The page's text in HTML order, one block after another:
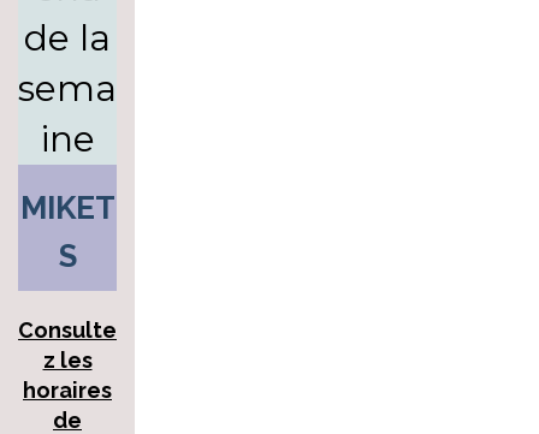
de la
sema
ine
MIKET
S
Consulte
z les
horaires
de